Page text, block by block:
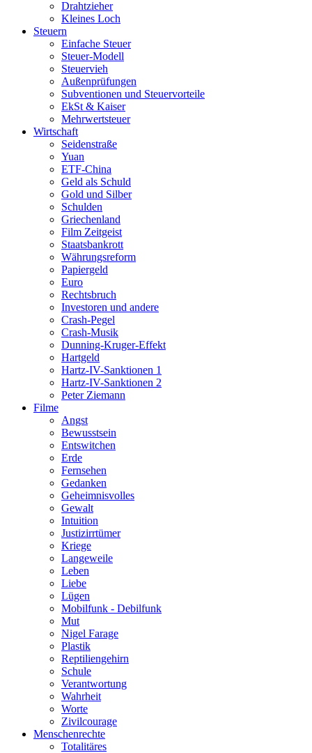
Drahtzieher
Kleines Loch
Steuern
Einfache Steuer
Steuer-Modell
Steuervieh
Außenprüfungen
Subventionen und Steuervorteile
EkSt & Kaiser
Mehrwertsteuer
Wirtschaft
Seidenstraße
Yuan
ETF-China
Geld als Schuld
Gold und Silber
Schulden
Griechenland
Film Zeitgeist
Staatsbankrott
Währungsreform
Papiergeld
Euro
Rechtsbruch
Investoren und andere
Crash-Pegel
Crash-Musik
Dunning-Kruger-Effekt
Hartgeld
Hartz-IV-Sanktionen 1
Hartz-IV-Sanktionen 2
Peter Ziemann
Filme
Angst
Bewusstsein
Entswitchen
Erde
Fernsehen
Gedanken
Geheimnisvolles
Gewalt
Intuition
Justizirrtümer
Kriege
Langeweile
Leben
Liebe
Lügen
Mobilfunk - Debilfunk
Mut
Nigel Farage
Plastik
Reptiliengehirn
Schule
Verantwortung
Wahrheit
Worte
Zivilcourage
Menschenrechte
Totalitäres